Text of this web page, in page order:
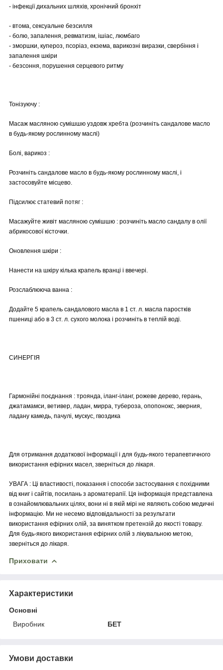
- інфекції дихальних шляхів, хронічний бронхіт
- втома, сексуальне безсилля
- болю, запалення, ревматизм, ішіас, люмбаго
- зморшки, купероз, псоріаз, екзема, варикозні виразки, свербіння і
запалення шкіри
- безсоння, порушення серцевого ритму
Тонізуючу :
Масаж масляною сумішшю уздовж хребта (розчиніть сандалове масло
в будь-якому рослинному маслі)
Болі, варикоз :
Розчиніть сандалове масло в будь-якому рослинному маслі, і
застосовуйте місцево.
Підсилює статевий потяг :
Масажуйте живіт масляною сумішшю : розчиніть масло сандалу в олії
абрикосової кісточки.
Оновлення шкіри :
Нанести на шкіру кілька крапель вранці і ввечері.
Розслаблююча ванна :
Додайте 5 крапель сандалового масла в 1 ст. л. масла паростків
пшениці або в 3 ст. л. сухого молока і розчиніть в теплій воді.
СИНЕРГІЯ
Гармонійні поєднання : троянда, іланг-іланг, рожеве дерево, герань,
джатамамси, ветивер, ладан, мирра, тубероза, опопонокс, эверния,
ладану камедь, пачулі, мускус, гвоздика
Для отримання додаткової інформації і для будь-якого терапевтичного
використання ефірних масел, зверніться до лікаря.
УВАГА : Ці властивості, показання і способи застосування є похідними
від книг і сайтів, посилань з ароматерапії. Ця інформація представлена
в ознайомлювальних цілях, вони ні в якій мірі не являють собою медичні
інформацію. Ми не несемо відповідальності за результати
використання ефірних олій, за винятком претензій до якості товару.
Для будь-якого використання ефірних олій з лікувальною метою,
зверніться до лікаря.
Приховати
Характеристики
Основні
Виробник
БЕТ
Умови доставки